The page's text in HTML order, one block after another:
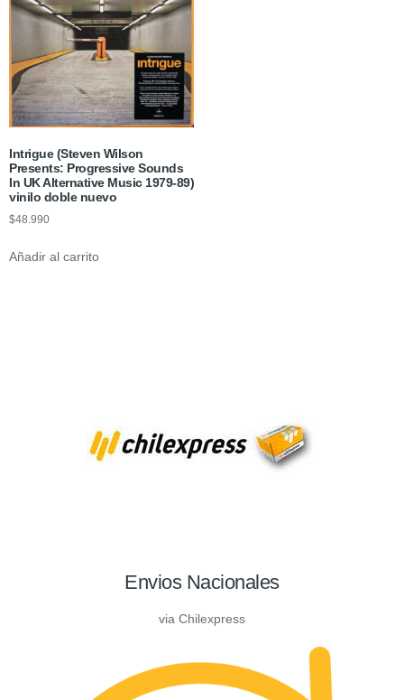
Intrigue (Steven Wilson
Presents: Progressive Sounds
In UK Alternative Music 1979-89)
vinilo doble nuevo
$48.990
Añadir al carrito
Envios Nacionales
via Chilexpress